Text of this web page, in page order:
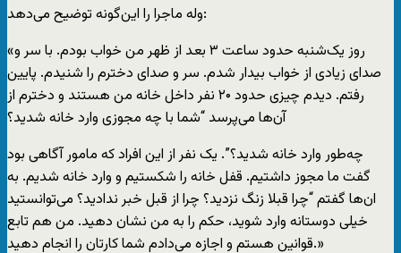
وله ماجرا را این‌گونه توضیح می‌دهد:
«روز یک‌شنبه حدود ساعت ۳ بعد از ظهر من خواب بودم. با سر و
صدای زیادی از خواب بیدار شدم. سر و صدای دخترم را شنیدم. پایین
رفتم. دیدم چیزی حدود ۲۰ نفر داخل خانه من هستند و دخترم از
آن‌ها می‌پرسد “شما با چه مجوزی وارد خانه شدید؟
چه‌طور وارد خانه شدید؟”. یک نفر از این افراد که مامور آگاهی بود
گفت ما مجوز داشتیم. قفل خانه را شکستیم و وارد خانه شدیم. به
ان‌ها گفتم “چرا قبلا زنگ نزدید؟ چرا از قبل خبر ندادید؟ می‌توانستید
خیلی دوستانه وارد شوید، حکم را به من نشان دهید. من هم تابع
قوانین هستم و اجازه می‌دادم شما کارتان را انجام دهید.»